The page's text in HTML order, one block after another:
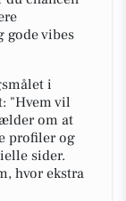
gode vibes
i
"Hvem vil
om at
profiler og
sider.
hvor ekstra